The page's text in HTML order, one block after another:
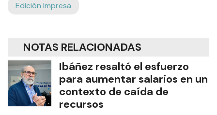
Edición Impresa
NOTAS RELACIONADAS
Ibáñez resaltó el esfuerzo
para aumentar salarios en un
contexto de caída de
recursos